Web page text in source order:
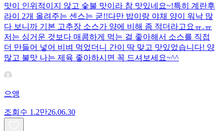
맛이 인위적이지 않고 숯불 맛이라 참 맛있네요~!특히 계란후
라이 2개 올려주는 센스는 굳!! ​다만 밥이랑 야채 양이 워낙 많
다 보니까 기본 고추장 소스가 양에 비해 좀 적더라고요ㅠ.ㅠ
저는 싱거운 것보다 매콤하게 먹는 걸 좋아해서 소스를 직접
더 만들어 넣어 비벼 먹었더니 간이 딱 맞고 맛있었습니다! 양
많고 불맛 나는 제육 좋아하시면 꼭 드셔보세요~^^
으앵
조회수 1.2만26.06.30